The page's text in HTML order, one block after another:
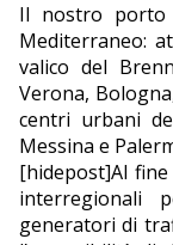
NAUTICA
EDITORIALI
Il nostro porto
Mediterraneo:
valico del
Verona,
centri urbani
Messina e
[hidepost]Al
interregionali
generatori di